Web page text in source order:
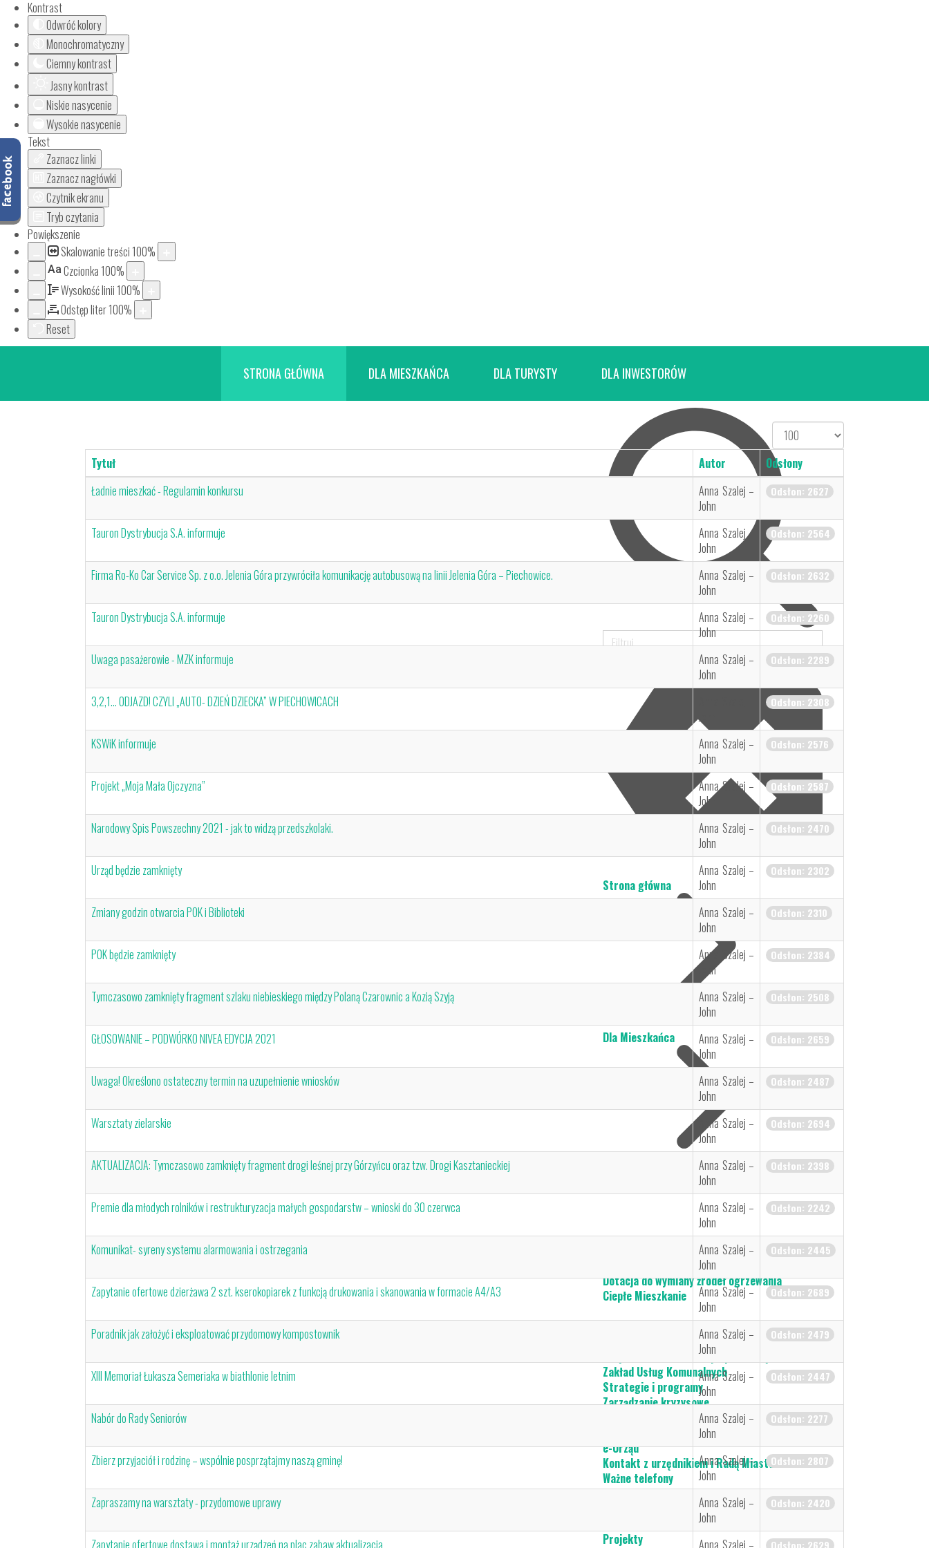
Kontrast
Odwróć kolory
Monochromatyczny
Ciemny kontrast
Jasny kontrast
Niskie nasycenie
Wysokie nasycenie
Tekst
Zaznacz linki
Zaznacz nagłówki
Czytnik ekranu
Tryb czytania
Powiększenie
Skalowanie treści 100%
Aa Czcionka 100%
Wysokość linii 100%
Odstęp liter100%
Reset
STRONA GŁÓWNA DLA MIESZKAŃCA DLA TURYSTY DLA INWESTORÓW
Strona główna
Dla Mieszkańca
Dotacja do wymiany źródeł ogrzewania
Ciepłe Mieszkanie
Odpady komunalne
Piechowicki Ośrodek Kultury
Miejski Ośrodek Pomocy Społecznej
Zakład Usług Komunalnych
Strategie i programy
Zarządzanie kryzysowe
organizacje pozarządowe
Informator Piechowicki
e-Urząd
Kontakt z urzędnikiem i Radą Miasta / E-SESJA
Ważne telefony
Dostępność
Cmentarz komunalny
Projekty
Pokaż
#
Tytuł
Autor
Odsłony
Ładnie mieszkać - Regulamin konkursu
Anna Szalej –
John
Odsłon: 2627
Tauron Dystrybucja S.A. informuje
Anna Szalej –
John
Odsłon: 2564
Firma Ro-Ko Car Service Sp. z o.o. Jelenia Góra przywróciła komunikację autobusową na linii Jelenia Góra – Piechowice.
Anna Szalej –
John
Odsłon: 2632
Tauron Dystrybucja S.A. informuje
Anna Szalej –
John
Odsłon: 2260
Uwaga pasażerowie - MZK informuje
Anna Szalej –
John
Odsłon: 2289
3,2,1… ODJAZD! CZYLI „AUTO- DZIEŃ DZIECKA” W PIECHOWICACH
John
Odsłon: 2308
KSWiK informuje
Anna Szalej –
John
Odsłon: 2576
Projekt „Moja Mała Ojczyzna”
Anna Szalej –
John
Odsłon: 2587
Narodowy Spis Powszechny 2021 - jak to widzą przedszkolaki.
Anna Szalej –
John
Odsłon: 2470
Urząd będzie zamknięty
Anna Szalej –
John
Odsłon: 2302
Zmiany godzin otwarcia POK i Biblioteki
Anna Szalej –
John
Odsłon: 2310
POK będzie zamknięty
Anna Szalej –
John
Odsłon: 2384
Tymczasowo zamknięty fragment szlaku niebieskiego między Polaną Czarownic a Kozią Szyją
Anna Szalej –
John
Odsłon: 2508
GŁOSOWANIE – PODWÓRKO NIVEA EDYCJA 2021
Anna Szalej –
John
Odsłon: 2659
Uwaga! Określono ostateczny termin na uzupełnienie wniosków
Anna Szalej –
John
Odsłon: 2487
Warsztaty zielarskie
Anna Szalej –
John
Odsłon: 2694
AKTUALIZACJA: Tymczasowo zamknięty fragment drogi leśnej przy Górzyńcu oraz tzw. Drogi Kasztanieckiej
Anna Szalej –
John
Odsłon: 2398
Premie dla młodych rolników i restrukturyzacja małych gospodarstw – wnioski do 30 czerwca
Anna Szalej –
John
Odsłon: 2242
Komunikat- syreny systemu alarmowania i ostrzegania
Anna Szalej –
John
Odsłon: 2445
Zapytanie ofertowe dzierżawa 2 szt. kserokopiarek z funkcją drukowania i skanowania w formacie A4/A3
Anna Szalej –
John
Odsłon: 2689
Poradnik jak założyć i eksploatować przydomowy kompostownik
Anna Szalej –
John
Odsłon: 2479
XIII Memoriał Łukasza Semeriaka w biathlonie letnim
Anna Szalej –
John
Odsłon: 2447
Nabór do Rady Seniorów
Anna Szalej –
John
Odsłon: 2277
Zbierz przyjaciół i rodzinę – wspólnie posprzątajmy naszą gminę!
Anna Szalej –
John
Odsłon: 2807
Zapraszamy na warsztaty - przydomowe uprawy
Anna Szalej –
John
Odsłon: 2420
Zapytanie ofertowe dostawa i montaż urządzeń na plac zabaw aktualizacja
Anna Szalej –
Odsłon: 2629